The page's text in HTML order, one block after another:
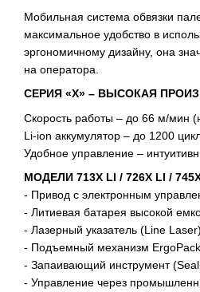
Мобильная система обвязки
максимальное удобство в
эргономичному дизайну, она
на оператора.
СЕРИЯ «X» – ВЫСОКАЯ
Скорость работы – до 66 м/мин
Li-ion аккумулятор – до 1200
Удобное управление –
МОДЕЛИ 713X LI / 726X LI /
- Привод с электронным
- Литиевая батарея высокой
- Лазерный указатель (Line
- Подъемный механизм ErgoPack
- Запаивающий инструмент
- Управление через